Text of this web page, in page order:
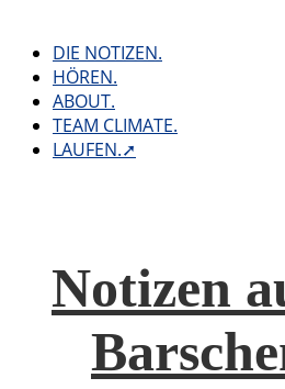
contentDIE NOTIZEN.
HÖREN.
ABOUT.
TEAM CLIMATE.
LAUFEN.➚
Notizen